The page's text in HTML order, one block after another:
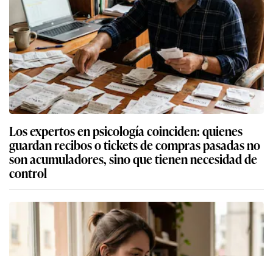
Los expertos en psicología coinciden: quienes
guardan recibos o tickets de compras pasadas no
son acumuladores, sino que tienen necesidad de
control